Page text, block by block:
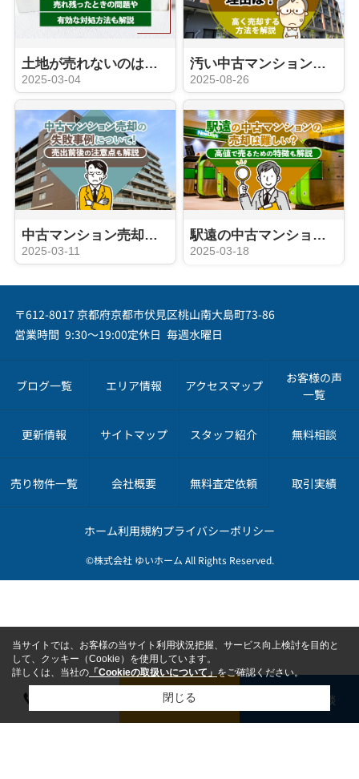
土地が売れないのはなぜ？売れ残ったときの問題や有効な対処方法も解説
2025-03-04
汚い中古マンションが売却しにくい理由は？高く売却する方法を解説
2025-08-26
中古マンション売却の失敗事例について！売出前後の注意点も解説
2025-03-11
駅遠の中古マンションの売却は難しい？高値で売るための特徴も解説
2025-03-18
〒612-8017 京都府京都市伏見区桃山南大島町73-86
営業時間 9:30～19:00定休日 毎週水曜日
ブログ一覧 エリア情報 アクセスマップ
お客様の声
一覧
更新情報 サイトマップ スタッフ紹介 無料相談
売り物件一覧 会社概要 無料査定依頼 取引実績
ホーム利用規約プライバシーポリシー
©株式会社 ゆいホーム All Rights Reserved.
無料で査定依頼 無料で相談
当サイトでは、お客様の当サイト利用状況把握、サービス向上検討を目的と
して、クッキー（Cookie）を使用しています。
詳しくは、当社の 「Cookieの取扱いについて」をご確認ください。
閉じる